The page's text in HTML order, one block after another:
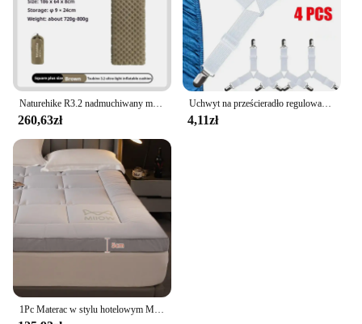
Naturehike R3.2 nadmuchiwany materac Camping karimata Ultralekka poduszka powietrzna do pieszych wędrówek na świeżym powietrzu Trekking ciepła podróż przenośna
260,63zł
Uchwyt na prześcieradło regulowane elastyczne 12 klipsów uchwyt stały zapięcia na materac koce do przykrycia chwytaków mocujących pasek antypoślizgowy
4,11zł
1Pc Materac w stylu hotelowym Miękka poduszka Domowa sypialnia Mata Tatami Materac Zagęszczony karimata Pojedyncze podwójne łóżko Materac Vrzone